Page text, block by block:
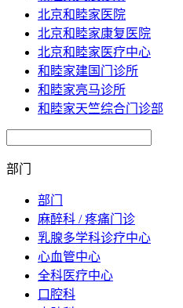
北京和睦家医院
北京和睦家康复医院
北京和睦家医疗中心
和睦家建国门诊所
和睦家亮马诊所
和睦家天竺综合门诊部
部门
部门
麻醉科 / 疼痛门诊
乳腺多学科诊疗中心
心血管中心
全科医疗中心
口腔科